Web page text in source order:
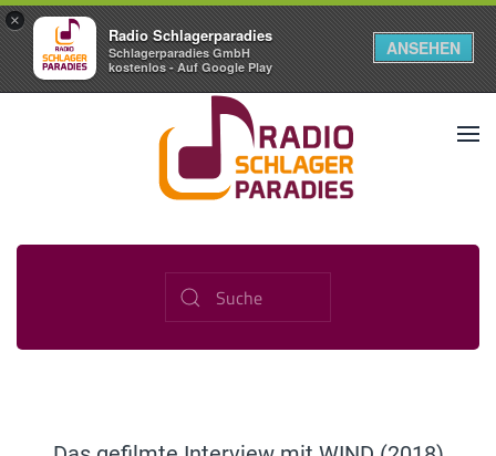
×
Radio Schlagerparadies
Schlagerparadies GmbH
kostenlos - Auf Google Play
ANSEHEN